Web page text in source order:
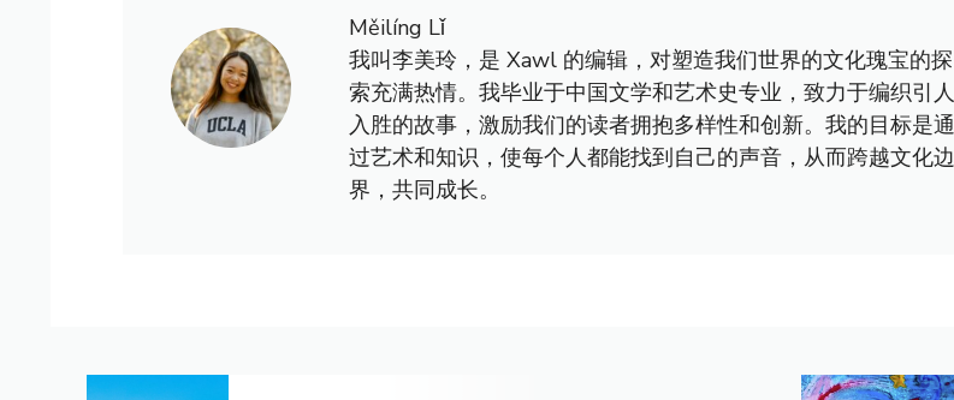
Měilíng Lǐ
我叫李美玲，是 Xawl 的编辑，对塑造我们世界的文化瑰宝的探
索充满热情。我毕业于中国文学和艺术史专业，致力于编织引人
入胜的故事，激励我们的读者拥抱多样性和创新。我的目标是通
过艺术和知识，使每个人都能找到自己的声音，从而跨越文化边
界，共同成长。